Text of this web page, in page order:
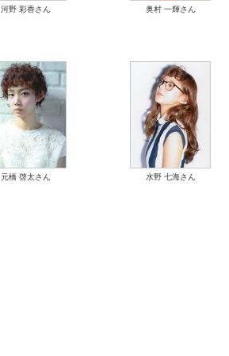
河野 彩香さん 奥村 一輝さん
元橋 啓太さん 水野 七海さん